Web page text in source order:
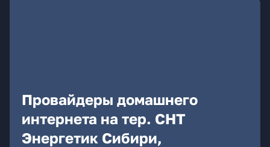
Провайдеры домашнего
интернета на тер. СНТ
Энергетик Сибири,